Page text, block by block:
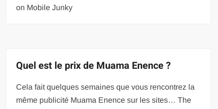
on Mobile Junky
Quel est le prix de Muama Enence ?
Cela fait quelques semaines que vous rencontrez la
même publicité Muama Enence sur les sites… The